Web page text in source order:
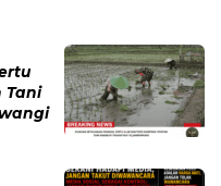
Tani